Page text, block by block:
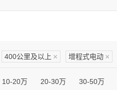
400公里及以上 × 增程式电动 ×
10-20万 20-30万 30-50万